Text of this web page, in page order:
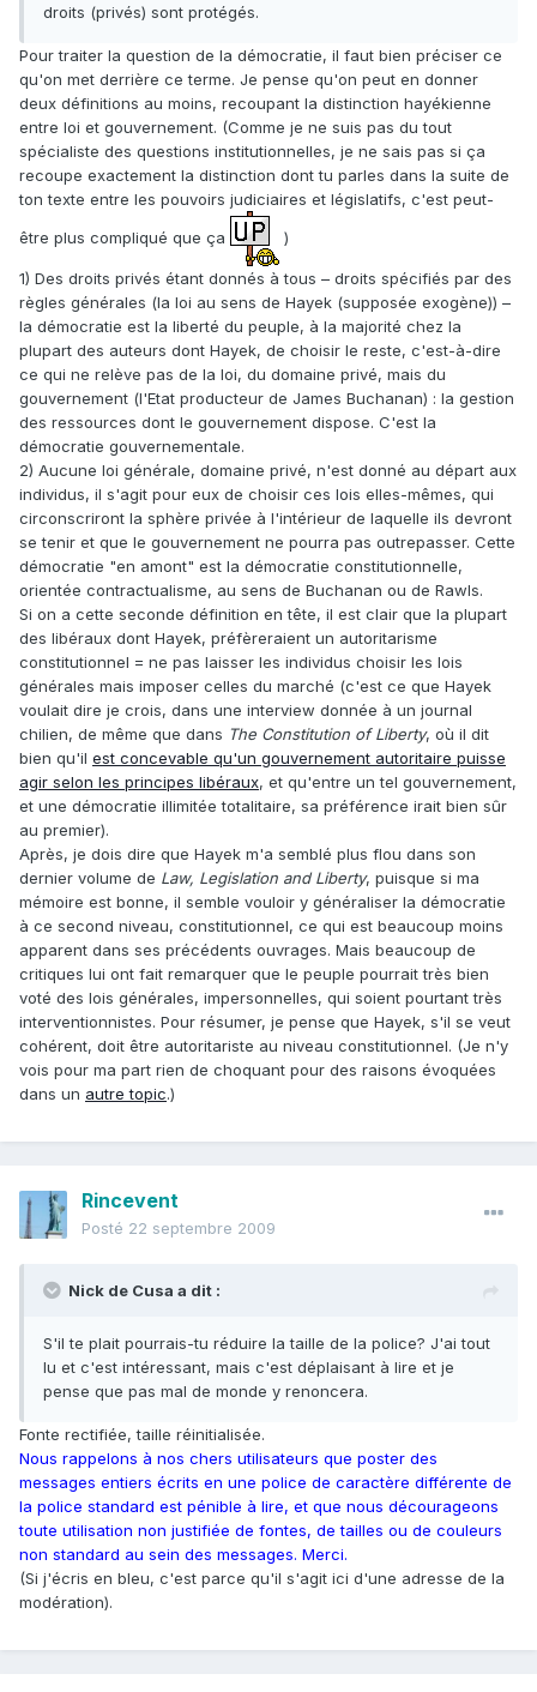
droits (privés) sont protégés.
Pour traiter la question de la démocratie, il faut bien préciser ce
qu'on met derrière ce terme. Je pense qu'on peut en donner
deux définitions au moins, recoupant la distinction hayékienne
entre loi et gouvernement. (Comme je ne suis pas du tout
spécialiste des questions institutionnelles, je ne sais pas si ça
recoupe exactement la distinction dont tu parles dans la suite de
ton texte entre les pouvoirs judiciaires et législatifs, c'est peut-
être plus compliqué que ça
)
1) Des droits privés étant donnés à tous – droits spécifiés par des
règles générales (la loi au sens de Hayek (supposée exogène)) –
la démocratie est la liberté du peuple, à la majorité chez la
plupart des auteurs dont Hayek, de choisir le reste, c'est-à-dire
ce qui ne relève pas de la loi, du domaine privé, mais du
gouvernement (l'Etat producteur de James Buchanan) : la gestion
des ressources dont le gouvernement dispose. C'est la
démocratie gouvernementale.
2) Aucune loi générale, domaine privé, n'est donné au départ aux
individus, il s'agit pour eux de choisir ces lois elles-mêmes, qui
circonscriront la sphère privée à l'intérieur de laquelle ils devront
se tenir et que le gouvernement ne pourra pas outrepasser. Cette
démocratie "en amont" est la démocratie constitutionnelle,
orientée contractualisme, au sens de Buchanan ou de Rawls.
Si on a cette seconde définition en tête, il est clair que la plupart
des libéraux dont Hayek, préfèreraient un autoritarisme
constitutionnel = ne pas laisser les individus choisir les lois
générales mais imposer celles du marché (c'est ce que Hayek
voulait dire je crois, dans une interview donnée à un journal
chilien, de même que dans The Constitution of Liberty, où il dit
bien qu'il est concevable qu'un gouvernement autoritaire puisse
agir selon les principes libéraux, et qu'entre un tel gouvernement,
et une démocratie illimitée totalitaire, sa préférence irait bien sûr
au premier).
Après, je dois dire que Hayek m'a semblé plus flou dans son
dernier volume de Law, Legislation and Liberty, puisque si ma
mémoire est bonne, il semble vouloir y généraliser la démocratie
à ce second niveau, constitutionnel, ce qui est beaucoup moins
apparent dans ses précédents ouvrages. Mais beaucoup de
critiques lui ont fait remarquer que le peuple pourrait très bien
voté des lois générales, impersonnelles, qui soient pourtant très
interventionnistes. Pour résumer, je pense que Hayek, s'il se veut
cohérent, doit être autoritariste au niveau constitutionnel. (Je n'y
vois pour ma part rien de choquant pour des raisons évoquées
dans un autre topic.)
Rincevent
Posté 22 septembre 2009
Nick de Cusa a dit :
S'il te plait pourrais-tu réduire la taille de la police? J'ai tout
lu et c'est intéressant, mais c'est déplaisant à lire et je
pense que pas mal de monde y renoncera.
Fonte rectifiée, taille réinitialisée.
Nous rappelons à nos chers utilisateurs que poster des
messages entiers écrits en une police de caractère différente de
la police standard est pénible à lire, et que nous décourageons
toute utilisation non justifiée de fontes, de tailles ou de couleurs
non standard au sein des messages. Merci.
(Si j'écris en bleu, c'est parce qu'il s'agit ici d'une adresse de la
modération).